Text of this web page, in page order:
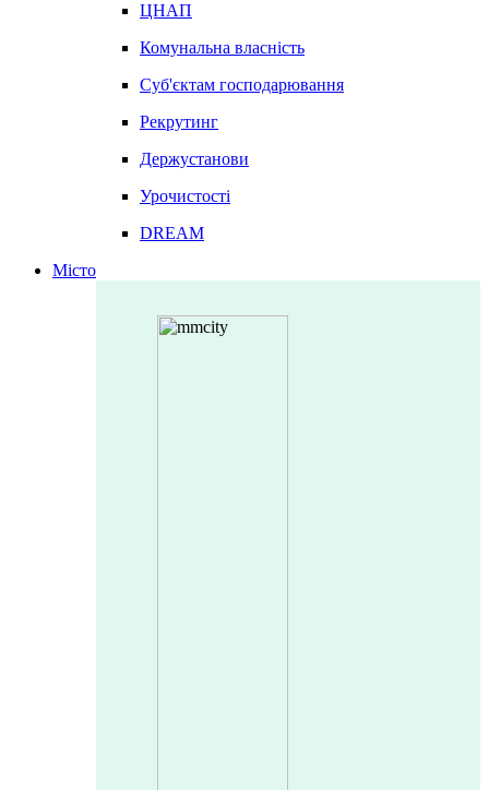
ЦНАП
Комунальна власність
Суб'єктам господарювання
Рекрутинг
Держустанови
Урочистості
DREAM
Місто